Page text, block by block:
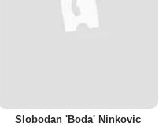
Slobodan 'Boda' Ninkovic